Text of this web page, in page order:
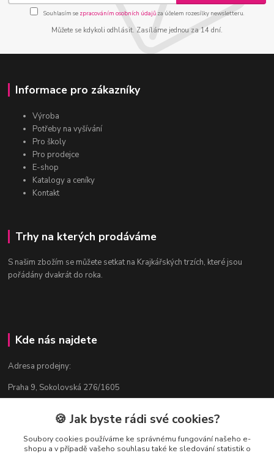
Souhlasím se zpracováním osobních údajůza účelem rozesílky newsletteru.
Můžete se kdykoli odhlásit. Zasíláme jednou za 14 dní.
Informace pro zákazníky
Výroba
Potřeby na vyšívání
Pro školy
Pro prodejce
E-shop
Katalogy a ceníky
Kontakt
Trhy na kterých prodáváme
S našim zbožím se můžete setkat na Krajkářských trzích, které jsou
pořádány dvakrát do roka.
Kde nás najdete
Adresa prodejny:
Praha 9, Sokolovská 276/1605
🍪 Jak byste rádi své cookies?
Soubory cookies používáme ke správnému fungování našeho e-
shopu a v případě vašeho souhlasu také ke sledování statistik o